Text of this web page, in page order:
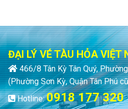
ĐẠI LÝ VÉ TÀU HỎA VIỆT
466/8 Tân Kỳ Tân Quý,
(Phường Sơn Kỳ, Quận Tân Phú
Hotline:0918 177 320